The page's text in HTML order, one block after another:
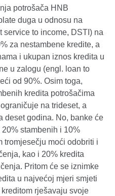
potrošača HNB
duga u odnosu na
service to income, DSTI) na
za nestambene kredite, a
i ukupan iznos kredita u
u zalogu (engl. loan to
od 90%. Osim toga,
kredita potrošačima
na trideset, a
deset godina. No, banke će
stambenih i 10%
tromjesečju moći odobriti i
kao i 20% kredita
Pritom će se iznimke
u najvećoj mjeri smjeti
rješavaju svoje